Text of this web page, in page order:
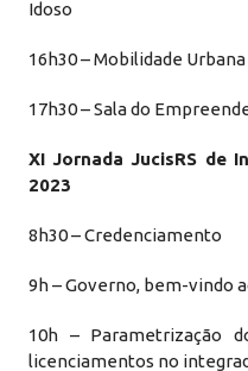
Idoso
16h30 – Mobilidade
17h30 – Sala do
XI Jornada JucisRS de
2023
8h30 – Credenciamento
9h – Governo, bem-vindo
10h – Parametrização
licenciamentos no